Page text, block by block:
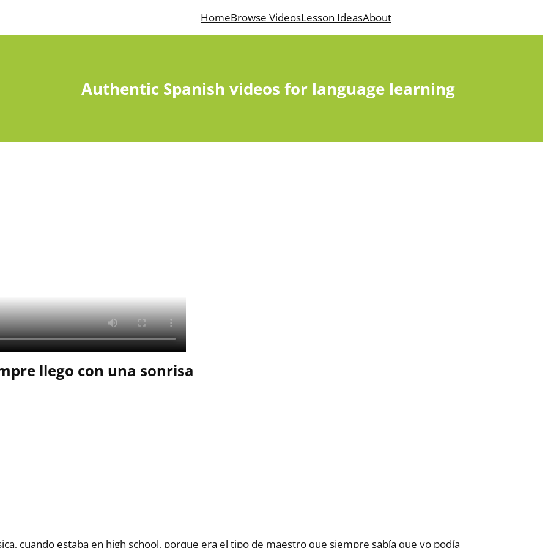
HomeBrowse VideosLesson IdeasAbout
Authentic Spanish videos for language learning
llego con una sonrisa
cuando estaba en high school, porque era el tipo de maestro que siempre sabía que yo podía